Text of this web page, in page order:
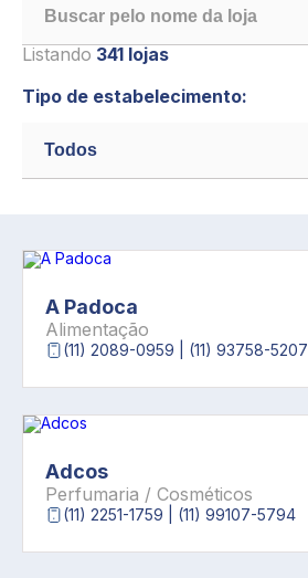
Listando 341 lojas
Tipo de estabelecimento:
A Padoca
Alimentação
(11) 2089-0959 | (11) 93758-5207
Adcos
Perfumaria / Cosméticos
(11) 2251-1759 | (11) 99107-5794